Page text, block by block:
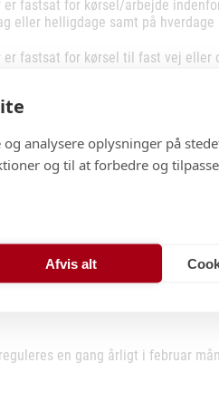
er fastsat for kørsel/arbejde
eller helligdage samt på
er fastsat for kørsel til fast vej
til fri trækning og reparationer
A/S’ ejendom og må kun
af Kloster A/S eller en af
at vedligeholde det lejede
og rengøres det lejede materiel til
til i lejeperioden for egen
en gang årligt i februar
analysere oplysninger på
og til at forbedre og
Afvis alt